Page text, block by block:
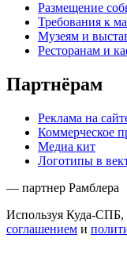
Размещение
Требования к
Музеям и
Ресторанам и
Партнёрам
Реклама на
Коммерческое
Медиа кит
Логотипы в
— партнер Рамблера
Используя Куда-СПБ,
соглашением и